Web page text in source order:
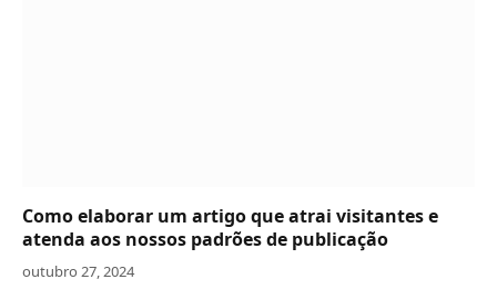
Como elaborar um artigo que atrai visitantes e
atenda aos nossos padrões de publicação
outubro 27, 2024